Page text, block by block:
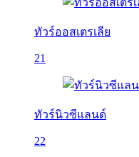
ทัวร์ออสเตรเลีย
21
ทัวร์นิวซีแลนด์
22